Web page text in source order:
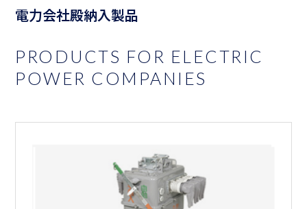
電力会社殿納入製品
PRODUCTS FOR ELECTRIC
POWER COMPANIES